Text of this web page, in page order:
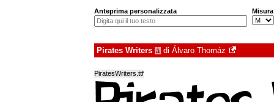
Anteprima personalizzata Misura
Pirates Writers à di Álvaro Thomáz
PiratesWriters.ttf